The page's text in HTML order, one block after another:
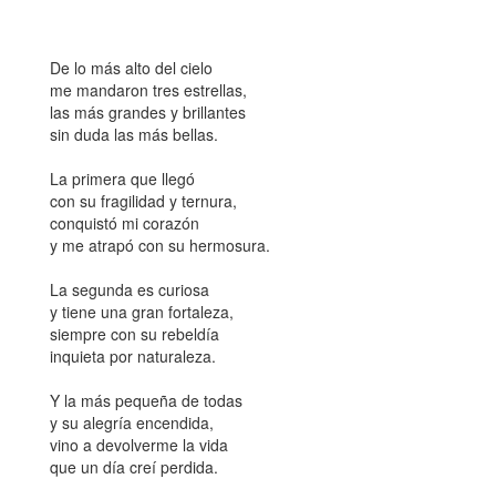
De lo más alto del cielo
me mandaron tres estrellas,
las más grandes y brillantes
sin duda las más bellas.
La primera que llegó
con su fragilidad y ternura,
conquistó mi corazón
y me atrapó con su hermosura.
La segunda es curiosa
y tiene una gran fortaleza,
siempre con su rebeldía
inquieta por naturaleza.
Y la más pequeña de todas
y su alegría encendida,
vino a devolverme la vida
que un día creí perdida.